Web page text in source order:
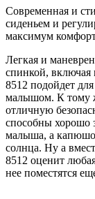
Современная и
сиденьем и
максимум
Легкая и
спинкой,
8512 подойдет
малышом. К тому
отличную
способны хорошо
малыша, а
солнца. Ну а
8512 оценит
нее поместятся